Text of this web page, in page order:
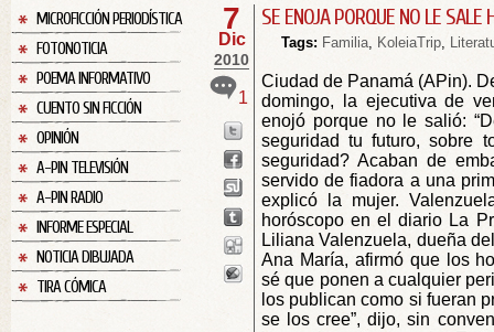
MICROFICCIÓN PERIODÍSTICA
FOTONOTICIA
POEMA INFORMATIVO
CUENTO SIN FICCIÓN
OPINIÓN
A-PIN TELEVISIÓN
A-PIN RADIO
INFORME ESPECIAL
NOTICIA DIBUJADA
TIRA CÓMICA
7
Dic
2010
1
SE ENOJA PORQUE NO LE SALE
Tags: Familia, KoleiaTrip,
Ciudad de Panamá (APin).
domingo, la ejecutiva de
enojó porque no le salió:
seguridad tu futuro, sobre
seguridad? Acaban de
servido de fiadora a una
explicó la mujer.
horóscopo en el diario La
Liliana Valenzuela, dueña
Ana María, afirmó que los
sé que ponen a cualquier
los publican como si fueran
se los cree”, dijo, sin